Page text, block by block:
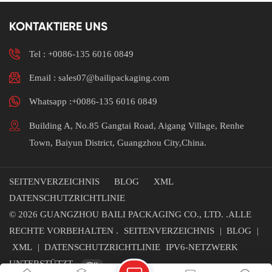
weitere
KONTAKTIERE UNS
Tel : +0086-135 6016 0849
Email : sales07@bailipackaging.com
Whatsapp :+0086-135 6016 0849
Building A, No.85 Gangtai Road, Aigang Village, Renhe
Town, Baiyun District, Guangzhou City,China.
SEITENVERZEICHNIS BLOG
XML
DATENSCHUTZRICHTLINIE
© 2026 GUANGZHOU BAILI PACKAGING CO., LTD. .ALLE
RECHTE VORBEHALTEN .
SEITENVERZEICHNIS | BLOG
|
XML
| DATENSCHUTZRICHTLINIE IPV6-NETZWERK
UNTERSTÜTZT